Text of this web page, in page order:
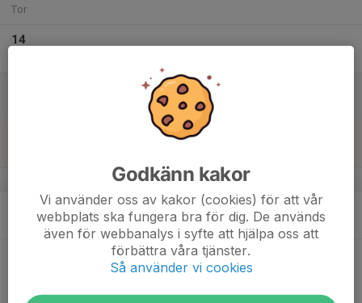
Tor
14
v.25
Match mot Svartviks IF
Div 4 Herr medelpad 2024
Godkänn kakor
Vi använder oss av kakor (cookies) för att vår
webbplats ska fungera bra för dig. De används
även för webbanalys i syfte att hjälpa oss att
förbättra våra tjänster.
Så använder vi cookies